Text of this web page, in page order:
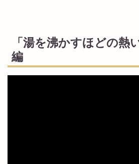
「湯を沸かすほどの熱
編